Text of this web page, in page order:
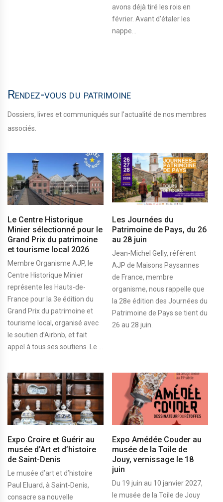
avons déjà tiré les rois en
février. Avant d’étaler les
nappe...
Rendez-vous du patrimoine
Dossiers, livres et communiqués sur l’actualité de nos membres
associés.
Le Centre Historique
Minier sélectionné pour le
Grand Prix du patrimoine
et tourisme local 2026
Membre Organisme AJP, le
Centre Historique Minier
représente les Hauts-de-
France pour la 3e édition du
Grand Prix du patrimoine et
tourisme local, organisé avec
le soutien d’Airbnb, et fait
appel à tous ses soutiens. Le ...
Les Journées du
Patrimoine de Pays, du 26
au 28 juin
Jean-Michel Gelly, référent
AJP de Maisons Paysannes
de France, membre
organisme, nous rappelle que
la 28e édition des Journées du
Patrimoine de Pays se tient du
26 au 28 juin.
Expo Croire et Guérir au
musée d’Art et d’histoire
de Saint-Denis
Le musée d’art et d’histoire
Paul Eluard, à Saint-Denis,
consacre sa nouvelle
Expo Amédée Couder au
musée de la Toile de
Jouy, vernissage le 18
juin
Du 19 juin au 10 janvier 2027,
le musée de la Toile de Jouy